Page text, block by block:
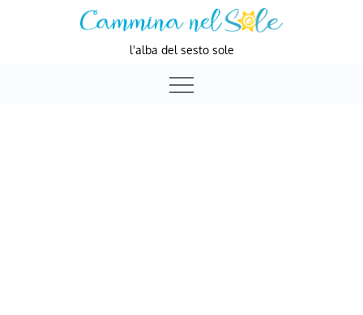
l'alba del sesto sole